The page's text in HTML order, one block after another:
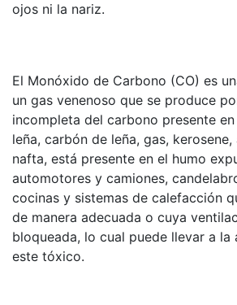
ojos ni la nariz.
El Monóxido de Carbono (CO) es
un gas venenoso que se produce
incompleta del carbono presente
leña, carbón de leña, gas,
nafta, está presente en el humo
automotores y camiones,
cocinas y sistemas de calefacción
de manera adecuada o cuya
bloqueada, lo cual puede llevar a la
este tóxico.